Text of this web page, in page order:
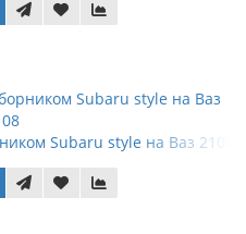
Subaru style на Ваз 2108